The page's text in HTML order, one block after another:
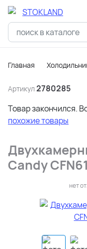
Главная
Артикул 2780285
Товар закончился.
похожие товары
Candy
нет